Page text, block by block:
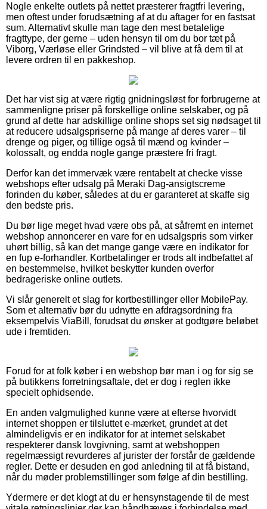
Nogle enkelte outlets på nettet præsterer fragtfri levering,
men oftest under forudsætning af at du aftager for en fastsat
sum. Alternativt skulle man tage den mest betalelige
fragttype, der gerne – uden hensyn til om du bor tæt på
Viborg, Værløse eller Grindsted – vil blive at få dem til at
levere ordren til en pakkeshop.
Det har vist sig at være rigtig gnidningsløst for forbrugerne at
sammenligne priser på forskellige online selskaber, og på
grund af dette har adskillige online shops set sig nødsaget til
at reducere udsalgspriserne på mange af deres varer – til
drenge og piger, og tillige også til mænd og kvinder –
kolossalt, og endda nogle gange præstere fri fragt.
Derfor kan det immervæk være rentabelt at checke visse
webshops efter udsalg på Meraki Dag-ansigtscreme
forinden du køber, således at du er garanteret at skaffe sig
den bedste pris.
Du bør lige meget hvad være obs på, at såfremt en internet
webshop annoncerer en vare for en udsalgspris som virker
uhørt billig, så kan det mange gange være en indikator for
en fup e-forhandler. Kortbetalinger er trods alt indbefattet af
en bestemmelse, hvilket beskytter kunden overfor
bedrageriske online outlets.
Vi slår generelt et slag for kortbestillinger eller MobilePay.
Som et alternativ bør du udnytte en afdragsordning fra
eksempelvis ViaBill, forudsat du ønsker at godtgøre beløbet
ude i fremtiden.
Forud for at folk køber i en webshop bør man i og for sig se
på butikkens forretningsaftale, det er dog i reglen ikke
specielt ophidsende.
En anden valgmulighed kunne være at efterse hvorvidt
internet shoppen er tilsluttet e-mærket, grundet at det
almindeligvis er en indikator for at internet selskabet
respekterer dansk lovgivning, samt at webshoppen
regelmæssigt revurderes af jurister der forstår de gældende
regler. Dette er desuden en god anledning til at få bistand,
når du møder problemstillinger som følge af din bestilling.
Ydermere er det klogt at du er hensynstagende til de mest